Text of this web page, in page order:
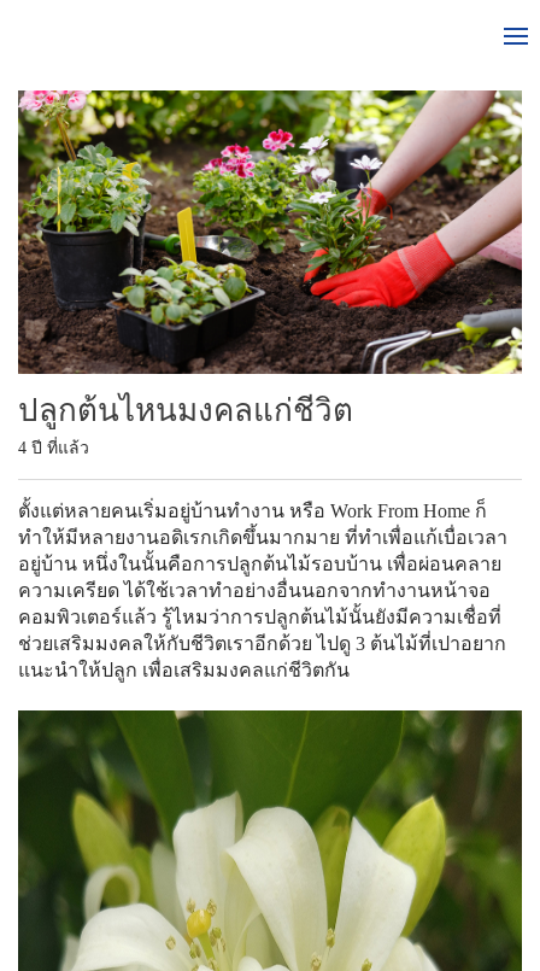
ปลูกต้นไหนมงคลแก่ชีวิต
4 ปี ที่แล้ว
ตั้งแต่หลายคนเริ่มอยู่บ้านทำงาน หรือ Work From Home ก็
ทำให้มีหลายงานอดิเรกเกิดขึ้นมากมาย ที่ทำเพื่อแก้เบื่อเวลา
อยู่บ้าน หนึ่งในนั้นคือการปลูกต้นไม้รอบบ้าน เพื่อผ่อนคลาย
ความเครียด ได้ใช้เวลาทำอย่างอื่นนอกจากทำงานหน้าจอ
คอมพิวเตอร์แล้ว รู้ไหมว่าการปลูกต้นไม้นั้นยังมีความเชื่อที่
ช่วยเสริมมงคลให้กับชีวิตเราอีกด้วย ไปดู 3 ต้นไม้ที่เปาอยาก
แนะนำให้ปลูก เพื่อเสริมมงคลแก่ชีวิตกัน